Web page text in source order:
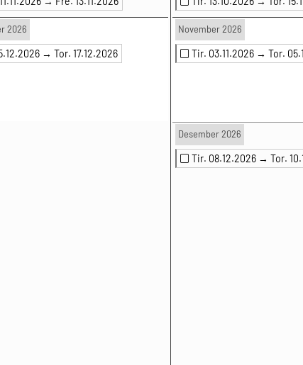
2026
→ Tor. 17.12.2026
November 2026
Tir. 03.11.2026 → Tor.
Desember 2026
Tir. 08.12.2026 → Tor.